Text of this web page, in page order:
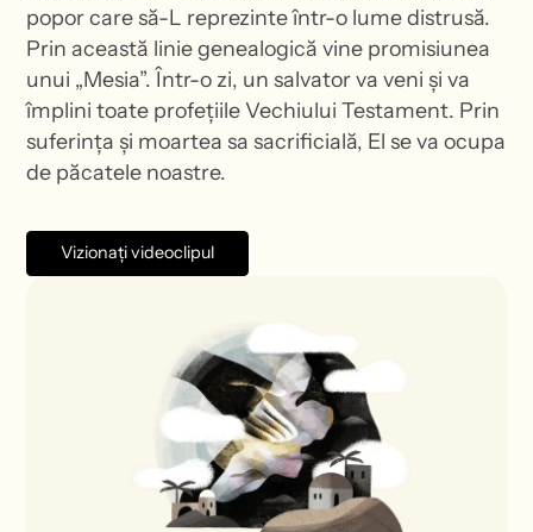
popor care să-L reprezinte într-o lume distrusă.
Prin această linie genealogică vine promisiunea
unui „Mesia”. Într-o zi, un salvator va veni și va
împlini toate profețiile Vechiului Testament. Prin
suferința și moartea sa sacrificială, El se va ocupa
de păcatele noastre.
Vizionați videoclipul